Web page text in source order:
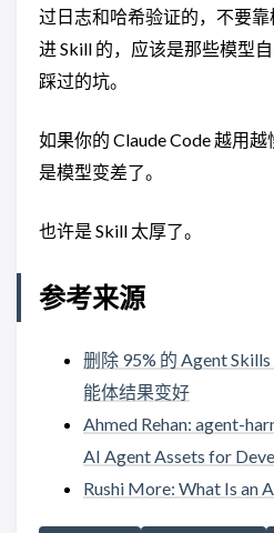
过日志和哈希验证的，不要
进 Skill 的，应该是那些模型
踩过的坑。
如果你的 Claude Code 越用
是模型变差了。
也许是 Skill 太厚了。
参考来源
删除 95% 的 Agent
能体结果变好
Ahmed Rehan: agent-
AI Agent Assets for
Rushi More: What Is an